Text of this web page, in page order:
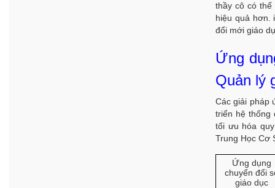
thầy cô có thể
hiệu quả hơn.
đổi mới giáo
Ứng
Quản lý
Các giải pháp
triển hệ thống
tối ưu hóa
Trung Học Cơ
Ứng dụng
chuyển đổi
giáo dục